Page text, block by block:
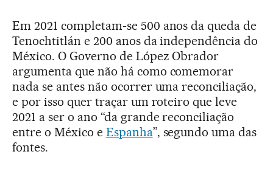
Em 2021 completam-se 500 anos da queda de
Tenochtitlán e 200 anos da independência do
México. O Governo de López Obrador
argumenta que não há como comemorar
nada se antes não ocorrer uma reconciliação,
e por isso quer traçar um roteiro que leve
2021 a ser o ano “da grande reconciliação
entre o México e Espanha”, segundo uma das
fontes.